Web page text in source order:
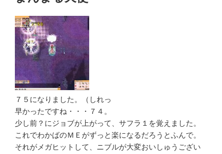
７５になりました。（しれっ
早かったですね・・・７４。
少し前？にジョブが上がって、サフラ１を覚えました。
これでわかばのＭＥがずっと楽になるだろうとふんで。
それがメガヒットして、ニブルが大変おいしゅうござい